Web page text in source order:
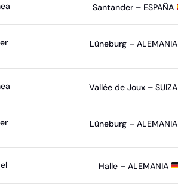
Santander – ESPAÑA
Lüneburg – ALEMANIA
Vallée de Joux – SUIZA
Lüneburg – ALEMANIA
Halle – ALEMANIA